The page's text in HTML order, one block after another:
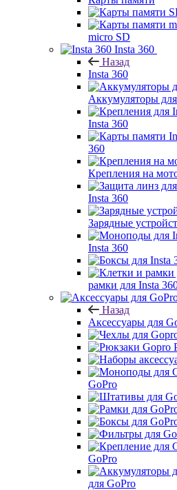
micro SD
Insta 360
Назад
Insta 360
Аккумуляторы
Insta 360
360
Крепления на
Insta 360
Зарядные
Insta 360
рамки для Insta
Назад
Аксессуары для
GoPro
GoPro
для GoPro